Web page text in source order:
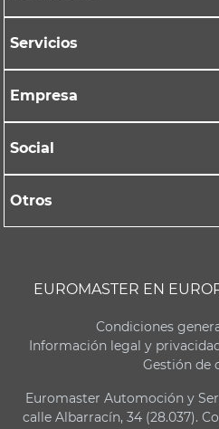
Servicios
Empresa
Social
Otros
EUROMASTER EN
Condiciones
Información legal y
Gestión de
Euromaster Automoción y
calle Albarracín, 34 (28.037).